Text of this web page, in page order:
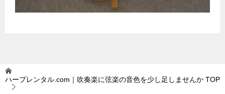
ハープレンタル.com｜吹奏楽に弦楽の音色を少し足しませんか TOP